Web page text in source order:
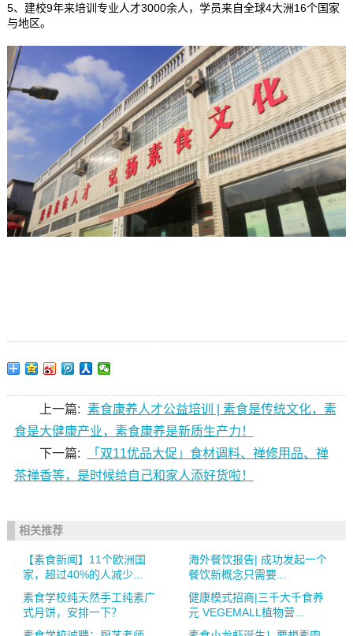
5、建校9年来培训专业人才3000余人，学员来自全球4大洲16个国家
与地区。
上一篇: 素食康养人才公益培训 | 素食是传统文化，素
食是大健康产业，素食康养是新质生产力！
下一篇:
「双11优品大促」食材调料、禅修用品、禅
茶禅香等，是时候给自己和家人添好货啦！
相关推荐
【素食新闻】11个欧洲国
家，超过40%的人减少...
海外餐饮报告| 成功发起一个
餐饮新概念只需要...
素食学校纯天然手工纯素广
式月饼，安排一下？
健康模式招商|三千大千食养
元 VEGEMALL植物营...